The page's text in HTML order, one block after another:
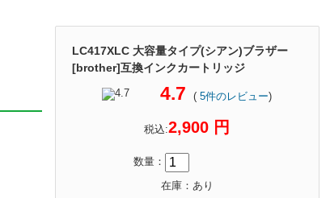
LC417XLC 大容量タイプ(シアン)ブラザー
[brother]互換インクカートリッジ
4.7 ( 5件のレビュー)
税込:2,900 円
数量：
在庫：あり